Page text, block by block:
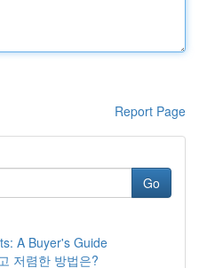
Report Page
Go
A Buyer's Guide
저렴한 방법은?